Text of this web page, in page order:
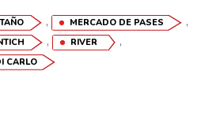
, MERCADO DE PASES ,
, RIVER ,
CARLO